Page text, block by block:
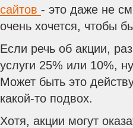
сайтов - это даже не
очень хочется, чтобы
Если речь об акции,
услуги 25% или 10%,
Может быть это
какой-то подвох.
Хотя, акции могут